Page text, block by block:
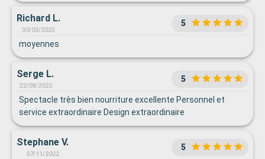
Richard L.
30/03/2025
5
moyennes
Serge L.
22/08/2023
5
Spectacle très bien nourriture excellente Personnel et
service extraordinaire Design extraordinaire
Stephane V.
07/11/2022
5